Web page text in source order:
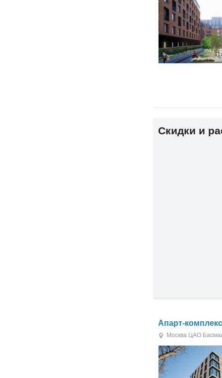
Скидки и
Апарт-
Москва ЦАО